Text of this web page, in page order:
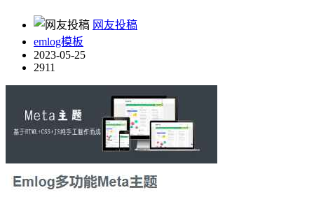
网友投稿
emlog模板
2023-05-25
2911